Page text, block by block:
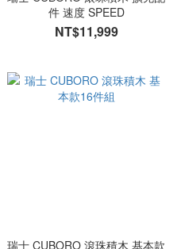
件 速度 SPEED
NT$11,999
瑞士 CUBORO 滾珠積木 基本款